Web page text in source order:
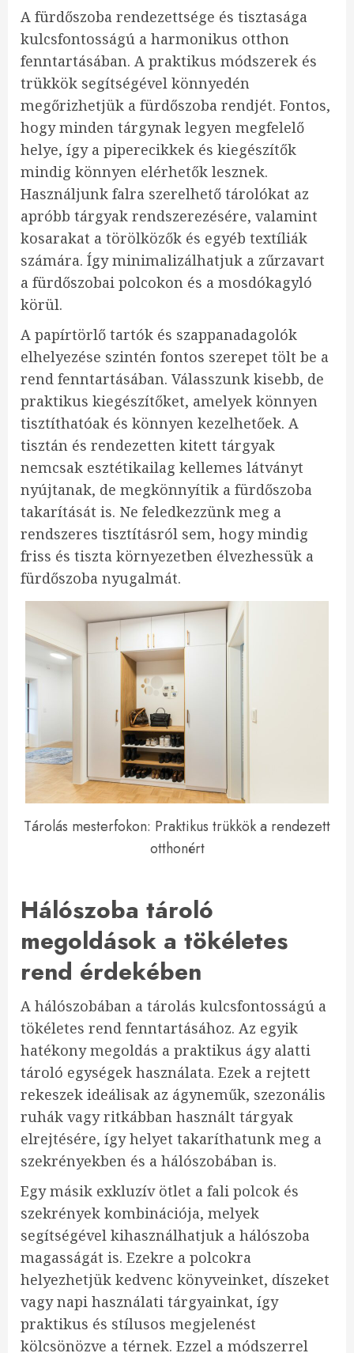
A fürdőszoba rendezettsége és tisztasága
kulcsfontosságú a harmonikus otthon
fenntartásában. A praktikus módszerek és
trükkök segítségével könnyedén
megőrizhetjük a fürdőszoba rendjét. Fontos,
hogy minden tárgynak legyen megfelelő
helye, így a piperecikkek és kiegészítők
mindig könnyen elérhetők lesznek.
Használjunk falra szerelhető tárolókat az
apróbb tárgyak rendszerezésére, valamint
kosarakat a törölközők és egyéb textíliák
számára. Így minimalizálhatjuk a zűrzavart
a fürdőszobai polcokon és a mosdókagyló
körül.
A papírtörlő tartók és szappanadagolók
elhelyezése szintén fontos szerepet tölt be a
rend fenntartásában. Válasszunk kisebb, de
praktikus kiegészítőket, amelyek könnyen
tisztíthatóak és könnyen kezelhetőek. A
tisztán és rendezetten kitett tárgyak
nemcsak esztétikailag kellemes látványt
nyújtanak, de megkönnyítik a fürdőszoba
takarítását is. Ne feledkezzünk meg a
rendszeres tisztításról sem, hogy mindig
friss és tiszta környezetben élvezhessük a
fürdőszoba nyugalmát.
Tárolás mesterfokon: Praktikus trükkök a rendezett
otthonért
Hálószoba tároló
megoldások a tökéletes
rend érdekében
A hálószobában a tárolás kulcsfontosságú a
tökéletes rend fenntartásához. Az egyik
hatékony megoldás a praktikus ágy alatti
tároló egységek használata. Ezek a rejtett
rekeszek ideálisak az ágyneműk, szezonális
ruhák vagy ritkábban használt tárgyak
elrejtésére, így helyet takaríthatunk meg a
szekrényekben és a hálószobában is.
Egy másik exkluzív ötlet a fali polcok és
szekrények kombinációja, melyek
segítségével kihasználhatjuk a hálószoba
magasságát is. Ezekre a polcokra
helyezhetjük kedvenc könyveinket, díszeket
vagy napi használati tárgyainkat, így
praktikus és stílusos megjelenést
kölcsönözve a térnek. Ezzel a módszerrel